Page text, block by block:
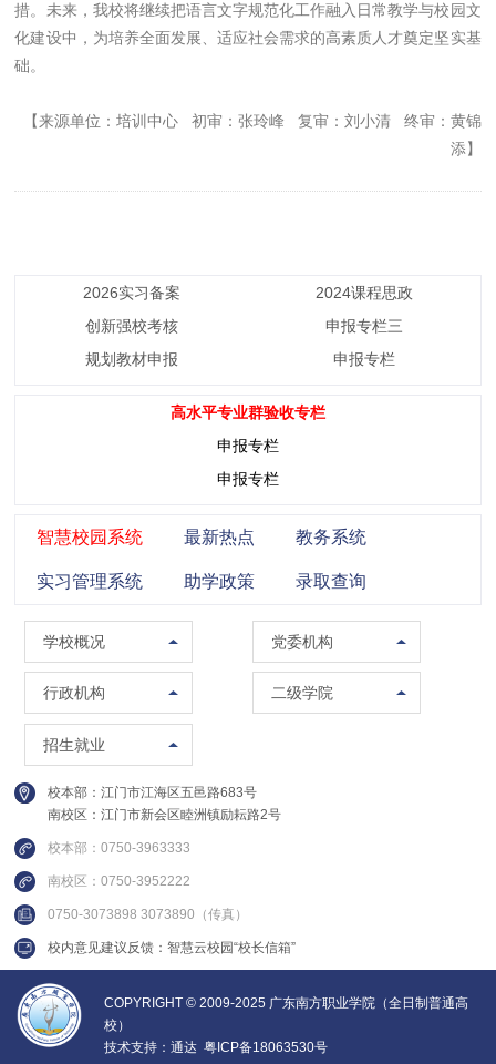
措。未来，我校将继续把语言文字规范化工作融入日常教学与校园文
化建设中，为培养全面发展、适应社会需求的高素质人才奠定坚实基
础。
【来源单位：培训中心 初审：张玲峰 复审：刘小清 终审：黄锦
添】
2026实习备案
2024课程思政
创新强校考核
申报专栏三
规划教材申报
申报专栏
高水平专业群验收专栏
申报专栏
申报专栏
智慧校园系统
实习管理系统
最新热点
助学政策
教务系统
录取查询
学校概况
学校概况
校训精神
现任领导
组织架构
联系方式
视频集锦
党委机构
党委组织部（党校）
党委宣传部（普法办公室）
党委统战部
行政机构
党政办公室（法制办公室）
南校区管委会办公室
人事处（教师发展中心）
教务处
质量与评建办公室
数据中心
建设发展处
实训中心
培训中心
二级学院
马克思主义学院
管理学院
招生就业
招生办公室
继续教育学院
创新精英班
校本部：江门市江海区五邑路683号
南校区：江门市新会区睦洲镇励耘路2号
校本部：0750-3963333
南校区：0750-3952222
0750-3073898 3073890（传真）
校内意见建议反馈：智慧云校园“校长信箱”
COPYRIGHT © 2009-2025 广东南方职业学院（全日制普通高
校）
技术支持：通达 粤ICP备18063530号